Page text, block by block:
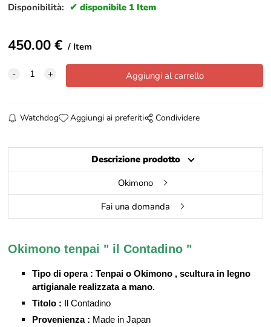
Disponibilità: disponibile 1 Item
450.00€ Item
Watchdog Aggiungi ai preferiti Condividere
Descrizione prodotto
Okimono
Fai una domanda
Okimono tenpai " il Contadino "
Tipo di opera : Tenpai oOkimono , scultura in legno
artigianale realizzata a mano.
Titolo : Il Contadino
Provenienza : Made in Japan